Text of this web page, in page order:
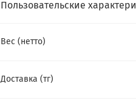
Пользовательские
Вес (нетто)
Доставка (тг)